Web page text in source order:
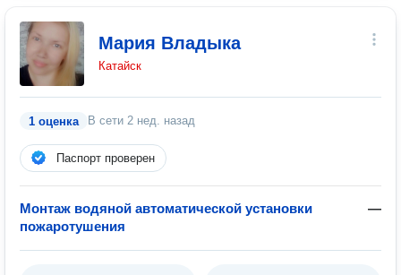
Мария Владыка
Катайск
1 оценка В сети 2 нед. назад
Паспорт проверен
Монтаж водяной автоматической установки
пожаротушения
—